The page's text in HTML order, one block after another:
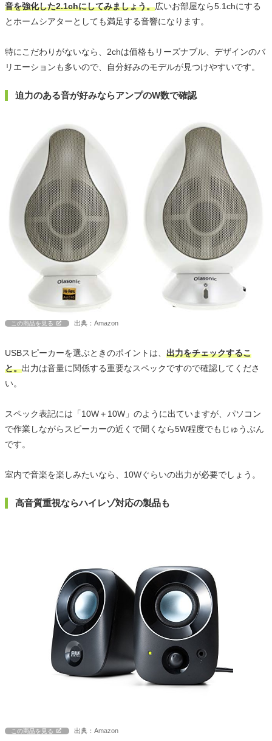
音を強化した2.1chにしてみましょう。広いお部屋なら5.1chにする
とホームシアターとしても満足する音響になります。
特にこだわりがないなら、2chは価格もリーズナブル、デザインのバ
リエーションも多いので、自分好みのモデルが見つけやすいです。
迫力のある音が好みならアンプのW数で確認
この商品を見る 出典：Amazon
USBスピーカーを選ぶときのポイントは、 出力をチェックするこ
と。出力は音量に関係する重要なスペックですので確認してくださ
い。
スペック表記には「10W＋10W」のように出ていますが、パソコン
で作業しながらスピーカーの近くで聞くなら5W程度でもじゅうぶん
です。
室内で音楽を楽しみたいなら、10Wぐらいの出力が必要でしょう。
高音質重視ならハイレゾ対応の製品も
この商品を見る 出典：Amazon